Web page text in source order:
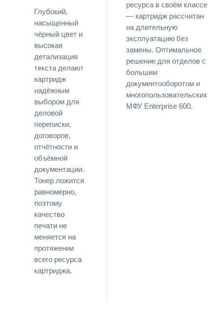
Глубокий,
насыщенный
чёрный цвет и
высокая
детализация
текста делают
картридж
надёжным
выбором для
деловой
переписки,
договоров,
отчётности и
объёмной
документации.
Тонер ложится
равномерно,
поэтому
качество
печати не
меняется на
протяжении
всего ресурса
картриджа.
ресурса в своём классе
— картридж рассчитан
на длительную
эксплуатацию без
замены. Оптимальное
решение для отделов с
большим
документооборотом и
многопользовательских
МФУ Enterprise 600.